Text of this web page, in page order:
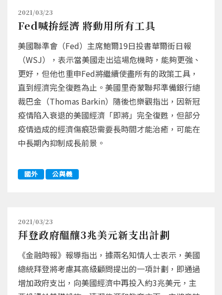
2021/03/23
Fed喊拚經濟 將動用所有工具
美國聯準會（Fed）主席鮑爾19日投書華爾街日報
（WSJ），表示當美國走出這場危機時，能夠更強、
更好，但他也重申Fed將繼續使盡所有的政策工具，
直到經濟完全復甦為止。美國里奇蒙聯邦準備銀行總
裁巴金（Thomas Barkin）隨後也樂觀指出，因新冠
疫情陷入衰退的美國經濟「即將」完全復甦，但部分
疫情造成的經濟傷痕恐需要長時間才能治癒，可能在
中長期內抑制成長前景。
國外 公與義
2021/03/23
拜登政府醞釀3兆美元新支出計劃
《金融時報》報導指出，據兩名知情人士表示，美國
總統拜登將考慮其高級顧問提出的一項計劃，即通過
增加政府支出，向美國經濟中再投入約3兆美元，主